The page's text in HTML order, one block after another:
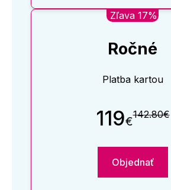
Zľava 17%
Ročné
Platba kartou
119€142.80€
Objednať